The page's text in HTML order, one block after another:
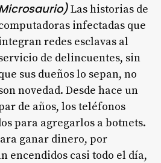
Las historias de
infectadas que
redes esclavas al
de delincuentes, sin
sus dueños lo sepan, no
novedad. Desde hace un
de años, los teléfonos
para agregarlos a botnets.
ganar dinero, por
encendidos casi todo el día,